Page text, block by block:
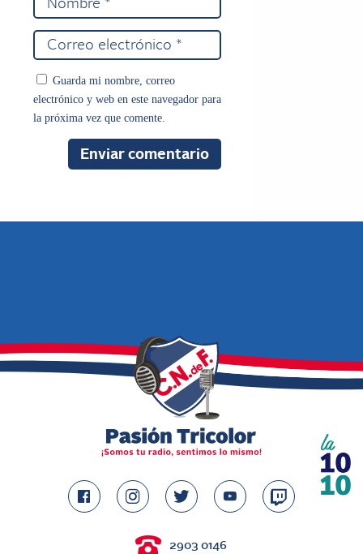
Guarda mi nombre, correo
electrónico y web en este navegador para
la próxima vez que comente.
2903 0146